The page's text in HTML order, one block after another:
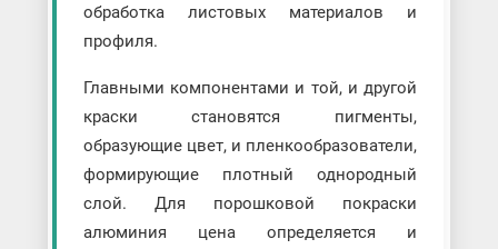
обработка листовых материалов и
профиля.
Главными компонентами и той, и другой
краски становятся пигменты,
образующие цвет, и пленкообразователи,
формирующие плотный однородный
слой. Для порошковой покраски
алюминия цена определяется и